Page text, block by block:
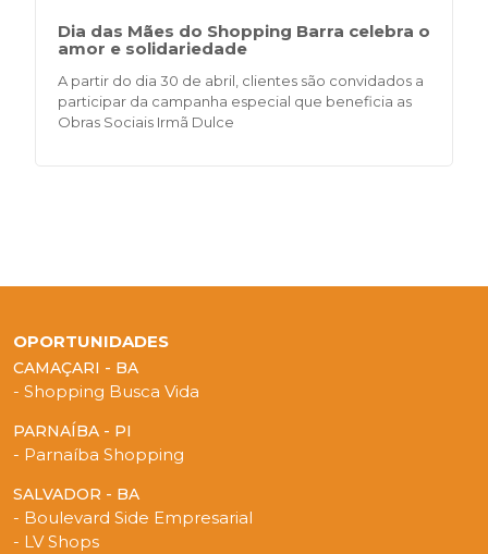
Dia das Mães do Shopping Barra celebra o
amor e solidariedade
A partir do dia 30 de abril, clientes são convidados a
participar da campanha especial que beneficia as
Obras Sociais Irmã Dulce
OPORTUNIDADES
CAMAÇARI - BA
- Shopping Busca Vida
PARNAÍBA - PI
- Parnaíba Shopping
SALVADOR - BA
- Boulevard Side Empresarial
- LV Shops